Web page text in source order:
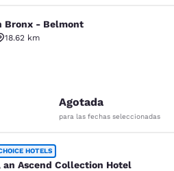
- Belmont
Bronx - Belmont
18.62 km
de 3.76 estrellas. Bueno. 25 reseñas
Agotada
para las fechas seleccionadas
Collection
HOTELS
an Ascend Collection Hotel